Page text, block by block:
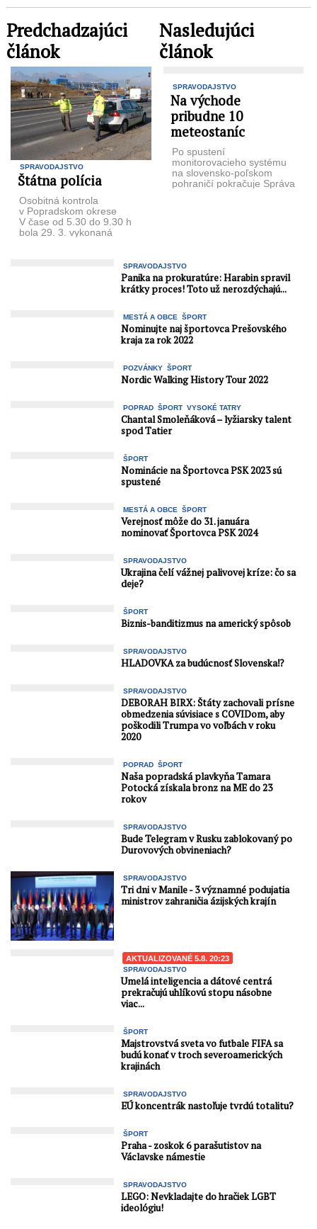
Predchadzajúci
článok
SPRAVODAJSTVO
Štátna polícia
Osobitná kontrola
v Popradskom okrese
V čase od 5.30 do 9.30 h
bola 29. 3. vykonaná
Nasledujúci
článok
SPRAVODAJSTVO
Na východe
pribudne 10
meteostaníc
Po spustení
monitorovacieho systému
na slovensko-poľskom
pohraničí pokračuje Správa
SPRAVODAJSTVO
Panika na prokuratúre: Harabin spravil
krátky proces! Toto už nerozdýchajú...
MESTÁ A OBCE ŠPORT
Nominujte naj športovca Prešovského
kraja za rok 2022
POZVÁNKY ŠPORT
Nordic Walking History Tour 2022
POPRAD ŠPORT VYSOKÉ TATRY
Chantal Smoleňáková – lyžiarsky talent
spod Tatier
ŠPORT
Nominácie na Športovca PSK 2023 sú
spustené
MESTÁ A OBCE ŠPORT
Verejnosť môže do 31. januára
nominovať Športovca PSK 2024
SPRAVODAJSTVO
Ukrajina čelí vážnej palivovej kríze: čo sa
deje?
ŠPORT
Biznis-banditizmus na americký spôsob
SPRAVODAJSTVO
HLADOVKA za budúcnosť Slovenska⁉️
SPRAVODAJSTVO
DEBORAH BIRX: Štáty zachovali prísne
obmedzenia súvisiace s COVIDom, aby
poškodili Trumpa vo voľbách v roku
2020
POPRAD ŠPORT
Naša popradská plavkyňa Tamara
Potocká získala bronz na ME do 23
rokov
SPRAVODAJSTVO
Bude Telegram v Rusku zablokovaný po
Durovových obvineniach?
SPRAVODAJSTVO
Tri dni v Manile - 3 významné podujatia
ministrov zahraničia ázijských krajín
AKTUALIZOVANÉ 5.8. 20:23
SPRAVODAJSTVO
Umelá inteligencia a dátové centrá
prekračujú uhlíkovú stopu násobne
viac...
ŠPORT
Majstrovstvá sveta vo futbale FIFA sa
budú konať v troch severoamerických
krajinách
SPRAVODAJSTVO
EÚ koncentrák nastoľuje tvrdú totalitu?
ŠPORT
Praha - zoskok 6 parašutistov na
Václavske námestie
SPRAVODAJSTVO
LEGO: Nevkladajte do hračiek LGBT
ideológiu!